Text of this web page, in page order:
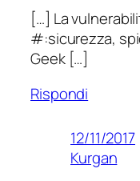
[…] La
#:sicurezza,
Geek […]
Rispondi
12/11/2017
Kurgan